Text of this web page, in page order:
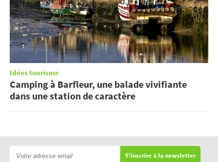
Idées tourisme
Camping à Barfleur, une balade vivifiante
dans une station de caractère
S'inscrire à la newsletter